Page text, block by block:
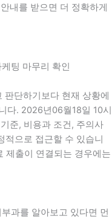
내를 받으면 더 정확하게
팅 마무리 확인
판단하기보다 현재 상황에
다. 2026년06월18일 10시
준, 비용과 조건, 주의사
적으로 접근할 수 있습니
제출이 연결되는 경우에는
과를 알아보고 있다면 먼